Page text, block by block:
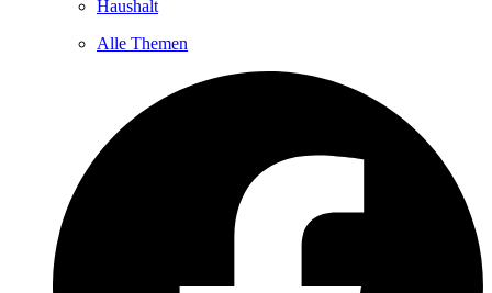
Haushalt
Alle Themen